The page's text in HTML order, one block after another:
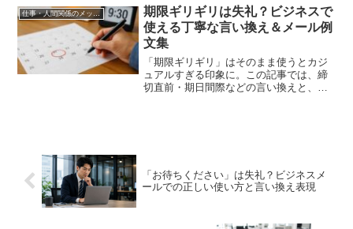
す。
仕事・人間関係のメッセージ
期限ギリギリは失礼？ビジネスで
使える丁寧な言い換え＆メール例
文集
「期限ギリギリ」はそのまま使うとカジ
ュアルすぎる印象に。この記事では、締
切直前・期日間際などの言い換えと、す
「お待ちください」は失礼？ビジネスメ
ールでの正しい使い方と言い換え表現